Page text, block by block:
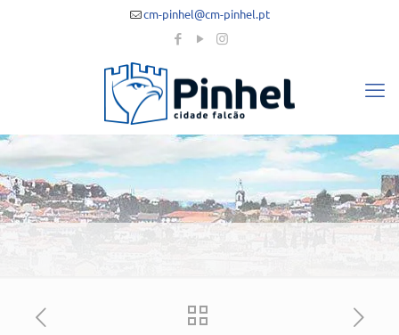
cm-pinhel@cm-pinhel.pt